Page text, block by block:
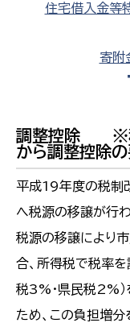
住宅借入金等
寄附
調整控除 ※税
から調整控除の
平成19年度の税制
へ税源の移譲が行わ
税源の移譲により
合、所得税で税率
税3%・県民税2%
ため、この負担増